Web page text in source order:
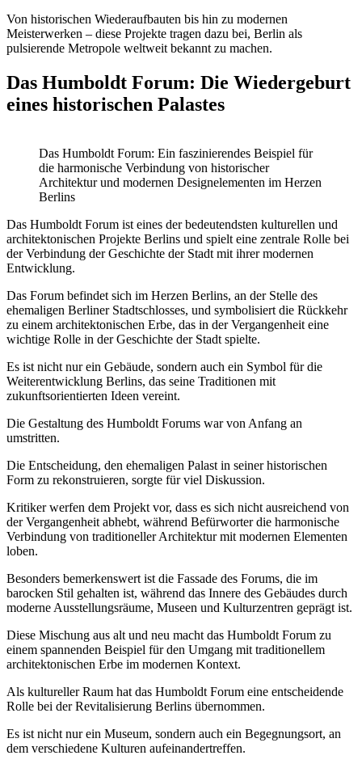
Von historischen Wiederaufbauten bis hin zu modernen
Meisterwerken – diese Projekte tragen dazu bei, Berlin als
pulsierende Metropole weltweit bekannt zu machen.
Das Humboldt Forum: Die Wiedergeburt
eines historischen Palastes
Das Humboldt Forum: Ein faszinierendes Beispiel für
die harmonische Verbindung von historischer
Architektur und modernen Designelementen im Herzen
Berlins
Das Humboldt Forum ist eines der bedeutendsten kulturellen und
architektonischen Projekte Berlins und spielt eine zentrale Rolle bei
der Verbindung der Geschichte der Stadt mit ihrer modernen
Entwicklung.
Das Forum befindet sich im Herzen Berlins, an der Stelle des
ehemaligen Berliner Stadtschlosses, und symbolisiert die Rückkehr
zu einem architektonischen Erbe, das in der Vergangenheit eine
wichtige Rolle in der Geschichte der Stadt spielte.
Es ist nicht nur ein Gebäude, sondern auch ein Symbol für die
Weiterentwicklung Berlins, das seine Traditionen mit
zukunftsorientierten Ideen vereint.
Die Gestaltung des Humboldt Forums war von Anfang an
umstritten.
Die Entscheidung, den ehemaligen Palast in seiner historischen
Form zu rekonstruieren, sorgte für viel Diskussion.
Kritiker werfen dem Projekt vor, dass es sich nicht ausreichend von
der Vergangenheit abhebt, während Befürworter die harmonische
Verbindung von traditioneller Architektur mit modernen Elementen
loben.
Besonders bemerkenswert ist die Fassade des Forums, die im
barocken Stil gehalten ist, während das Innere des Gebäudes durch
moderne Ausstellungsräume, Museen und Kulturzentren geprägt ist.
Diese Mischung aus alt und neu macht das Humboldt Forum zu
einem spannenden Beispiel für den Umgang mit traditionellem
architektonischen Erbe im modernen Kontext.
Als kultureller Raum hat das Humboldt Forum eine entscheidende
Rolle bei der Revitalisierung Berlins übernommen.
Es ist nicht nur ein Museum, sondern auch ein Begegnungsort, an
dem verschiedene Kulturen aufeinandertreffen.